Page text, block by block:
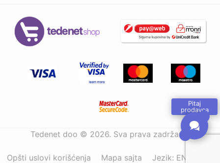
Pitaj
prodavca
Tedenet doo © 2026. Sva prava zadržana.
Opšti uslovi korišćenja Mapa sajta Jezik: ENG